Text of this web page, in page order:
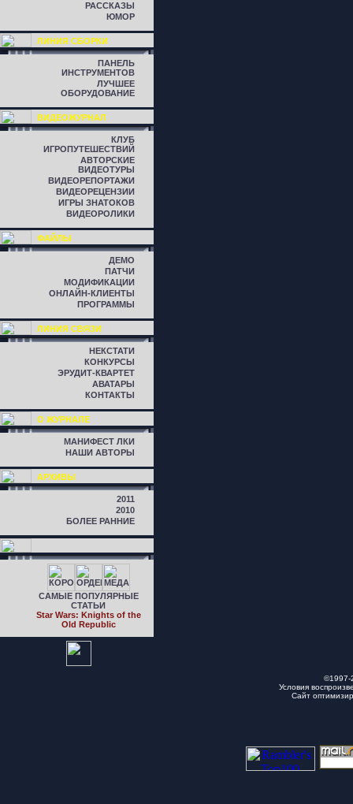
РАССКАЗЫ
ЮМОР
ЛИНИЯ СБОРКИ
ПАНЕЛЬ
ИНСТРУМЕНТОВ
ЛУЧШЕЕ
ОБОРУДОВАНИЕ
ВИДЕОЖУРНАЛ
КЛУБ
ИГРОПУТЕШЕСТВИЙ
АВТОРСКИЕ
ВИДЕОТУРЫ
ВИДЕОРЕПОРТАЖИ
ВИДЕОРЕЦЕНЗИИ
ИГРЫ ЗНАТОКОВ
ВИДЕОРОЛИКИ
ФАЙЛЫ
ДЕМО
ПАТЧИ
МОДИФИКАЦИИ
ОНЛАЙН-КЛИЕНТЫ
ПРОГРАММЫ
ЛИНИЯ СВЯЗИ
НЕКСТАТИ
КОНКУРСЫ
ЭРУДИТ-КВАРТЕТ
АВАТАРЫ
КОНТАКТЫ
О ЖУРНАЛЕ
МАНИФЕСТ ЛКИ
НАШИ АВТОРЫ
АРХИВЫ
2011
2010
БОЛЕЕ РАННИЕ
САМЫЕ ПОПУЛЯРНЫЕ
СТАТЬИ
Star Wars: Knights of the
Old Republic
Условия
Сайт